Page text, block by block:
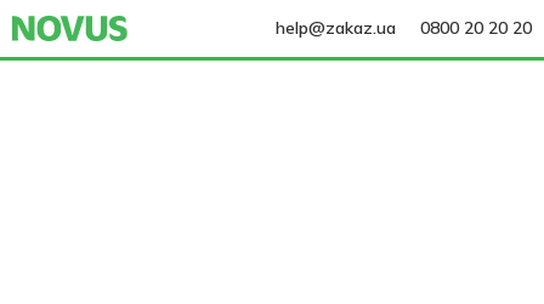
help@zakaz.ua 0800 20 20 20